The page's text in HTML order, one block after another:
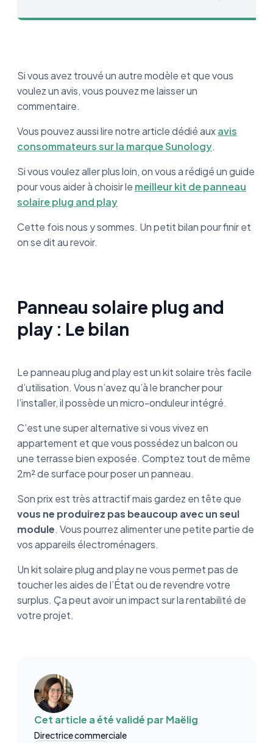
Si vous avez trouvé un autre modèle et que vous
voulez un avis, vous pouvez me laisser un
commentaire.
Vous pouvez aussi lire notre article dédié auxavis
consommateurs sur la marque Sunology.
Si vous voulez aller plus loin, on vous a rédigé un guide
pour vous aider à choisir le meilleur kit de panneau
solaire plug and play
Cette fois nous y sommes. Un petit bilan pour finir et
on se dit au revoir.
Panneau solaire plug and
play : Le bilan
Le panneau plug and play est un kit solaire très facile
d’utilisation. Vous n’avez qu’à le brancher pour
l’installer, il possède un micro-onduleur intégré.
C’est une super alternative si vous vivez en
appartement et que vous possédez un balcon ou
une terrasse bien exposée. Comptez tout de même
2m² de surface pour poser un panneau.
Son prix est très attractif mais gardez en tête que
vous ne produirez pas beaucoup avec un seul
module. Vous pourrez alimenter une petite partie de
vos appareils électroménagers.
Un kit solaire plug and play ne vous permet pas de
toucher les aides de l’État ou de revendre votre
surplus. Ça peut avoir un impact sur la rentabilité de
votre projet.
Cet article a été validé par Maëlig
Directrice commerciale